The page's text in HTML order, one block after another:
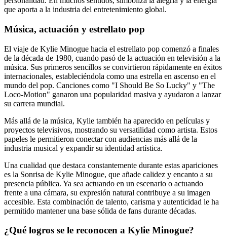
que aporta a la industria del entretenimiento global.
Música, actuación y estrellato pop
El viaje de Kylie Minogue hacia el estrellato pop comenzó a finales
de la década de 1980, cuando pasó de la actuación en televisión a la
música. Sus primeros sencillos se convirtieron rápidamente en éxitos
internacionales, estableciéndola como una estrella en ascenso en el
mundo del pop. Canciones como "I Should Be So Lucky" y "The
Loco-Motion" ganaron una popularidad masiva y ayudaron a lanzar
su carrera mundial.
Más allá de la música, Kylie también ha aparecido en películas y
proyectos televisivos, mostrando su versatilidad como artista. Estos
papeles le permitieron conectar con audiencias más allá de la
industria musical y expandir su identidad artística.
Una cualidad que destaca constantemente durante estas apariciones
es la Sonrisa de Kylie Minogue, que añade calidez y encanto a su
presencia pública. Ya sea actuando en un escenario o actuando
frente a una cámara, su expresión natural contribuye a su imagen
accesible. Esta combinación de talento, carisma y autenticidad le ha
permitido mantener una base sólida de fans durante décadas.
¿Qué logros se le reconocen a Kylie Minogue?